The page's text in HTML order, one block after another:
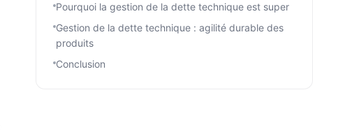
Pourquoi la gestion de la dette technique est super
Gestion de la dette technique : agilité durable des
produits
Conclusion